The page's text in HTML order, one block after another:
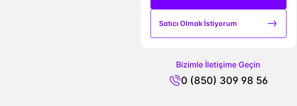
Satıcı Olmak İstiyorum
Bizimle İletişime Geçin
0 (850) 309 98 56